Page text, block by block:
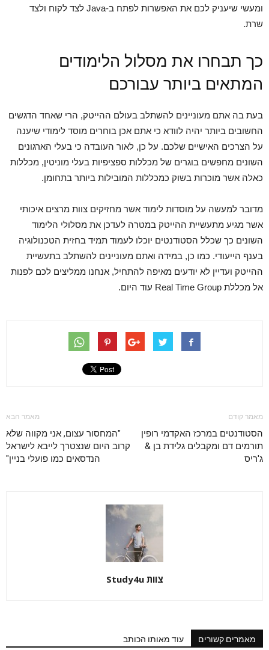
ומעשי שיעניק לכם את האפשרות לפתח ב-Java לצד לקוח ולצד
שרת.
כך תבחרו את מסלול הלימודים
המתאים ביותר עבורכם
בעת בה אתם מעוניינים להשתלב בעולם ההייטק, הרי שאחד הדגשים
החשובים ביותר יהיה לוודא כי אתם אכן בוחרים מוסד לימודי שיענה
על הצרכים האישיים שלכם. על כן, לאור העובדה כי בעלי הארגונים
השונים מחפשים בוגרים של מכללות ספציפיות בעלי מוניטין, מכללות
כאלה אשר מוכרות בשוק כמכללות המובילות ביותר בתחומן.
מדובר למעשה על מוסדות לימוד אשר מחזיקים צוות מרצים איכותי
אשר מגיע מתעשיית ההייטק במטרה לעדכן את מסלולי הלימוד
השונים כך שכלל הסטודנטים יוכלו לעמוד תמיד בחזית הטכנולוגיה
בענף הייעודי. כמו כן, במידה ואתם מעוניינים להשתלב בתעשיית
ההייטק ועדיין לא יודעים מאיפה להתחיל, אנחנו ממליצים לכם לפנות
אל מכללת Real Time Group עוד היום.
מאמר קודם
הסטודנטים במרכז האקדמי רופין
תורמים דם ומקבלים גלידת בן &
ג'ריס
מאמר הבא
"המחסור עצום, אני מקווה שלא
קרוב היום שנצטרך לייבא לישראל
הנדסאים כמו פועלי בניין"
צוות Study4u
מאמרים קשורים עוד מאותו הכותב